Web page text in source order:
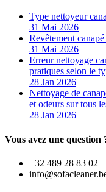
Type nettoyeur
31 Mai 2026
Revêtement
31 Mai 2026
Erreur nettoyage
pratiques selon le
28 Jan 2026
Nettoyage de
et odeurs sur tous
28 Jan 2026
Vous avez une question
+32 489 28 83 02